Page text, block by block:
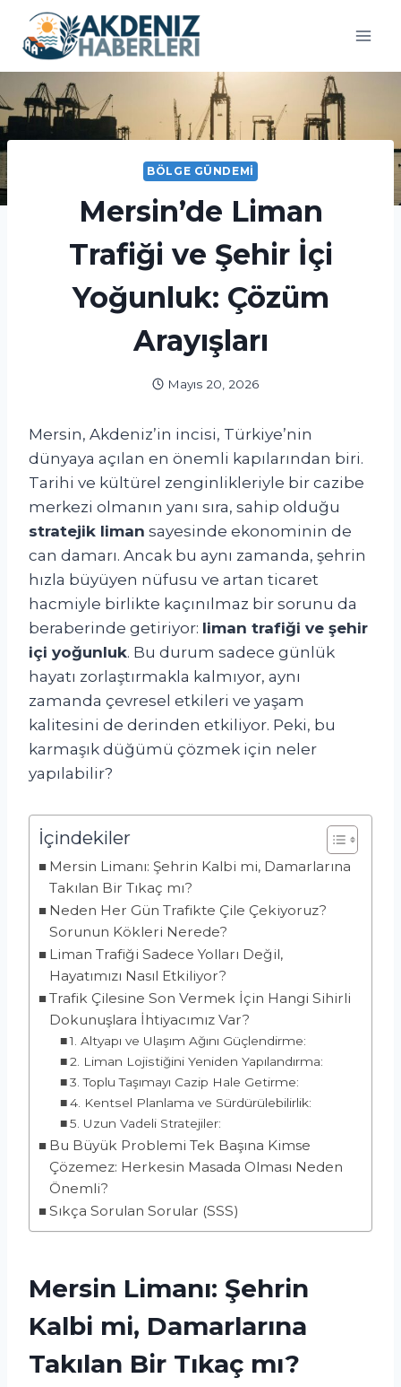
content
BÖLGE GÜNDEMI
Mersin’de Liman
Trafiği ve Şehir İçi
Yoğunluk: Çözüm
Arayışları
Mayıs 20, 2026
Mersin, Akdeniz’in incisi, Türkiye’nin
dünyaya açılan en önemli kapılarından biri.
Tarihi ve kültürel zenginlikleriyle bir cazibe
merkezi olmanın yanı sıra, sahip olduğu
stratejik liman sayesinde ekonominin de
can damarı. Ancak bu aynı zamanda, şehrin
hızla büyüyen nüfusu ve artan ticaret
hacmiyle birlikte kaçınılmaz bir sorunu da
beraberinde getiriyor: liman trafiği ve şehir
içi yoğunluk. Bu durum sadece günlük
hayatı zorlaştırmakla kalmıyor, aynı
zamanda çevresel etkileri ve yaşam
kalitesini de derinden etkiliyor. Peki, bu
karmaşık düğümü çözmek için neler
yapılabilir?
İçindekiler
Mersin Limanı: Şehrin Kalbi mi, Damarlarına
Takılan Bir Tıkaç mı?
Neden Her Gün Trafikte Çile Çekiyoruz?
Sorunun Kökleri Nerede?
Liman Trafiği Sadece Yolları Değil,
Hayatımızı Nasıl Etkiliyor?
Trafik Çilesine Son Vermek İçin Hangi Sihirli
Dokunuşlara İhtiyacımız Var?
1. Altyapı ve Ulaşım Ağını Güçlendirme:
2. Liman Lojistiğini Yeniden Yapılandırma:
3. Toplu Taşımayı Cazip Hale Getirme:
4. Kentsel Planlama ve Sürdürülebilirlik:
5. Uzun Vadeli Stratejiler:
Bu Büyük Problemi Tek Başına Kimse
Çözemez: Herkesin Masada Olması Neden
Önemli?
Sıkça Sorulan Sorular (SSS)
Mersin Limanı: Şehrin
Kalbi mi, Damarlarına
Takılan Bir Tıkaç mı?